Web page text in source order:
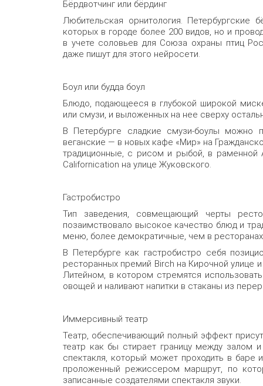
Бёрдвотчинг или бёрдинг
Любительская орнитология. Петербургские
которых в городе более 200 видов, но и
в учете соловьев для Союза охраны птиц
даже пишут для этого нейросети.
Боул или будда боул
Блюдо, подающееся в глубокой широкой
или смузи, и выложенных на нее сверху
В Петербурге сладкие смузи-боулы можно
веганские — в новых кафе «Мир» на
традиционные, с рисом и рыбой, в раменной
Californication на улице Жуковского.
Гастробистро
Тип заведения, совмещающий черты
позаимствовало высокое качество блюд и
меню, более демократичные, чем в
В Петербурге как гастробистро себя
ресторанных премий Birch на Кирочной улице
Литейном, в котором стремятся
овощей и наливают напитки в стаканы из
Иммерсивный театр
Театр, обеспечивающий полный эффект
театр как бы стирает границу между залом
спектакля, который может проходить в баре
проложенный режиссером маршрут, по
записанные создателями спектакля звуки.